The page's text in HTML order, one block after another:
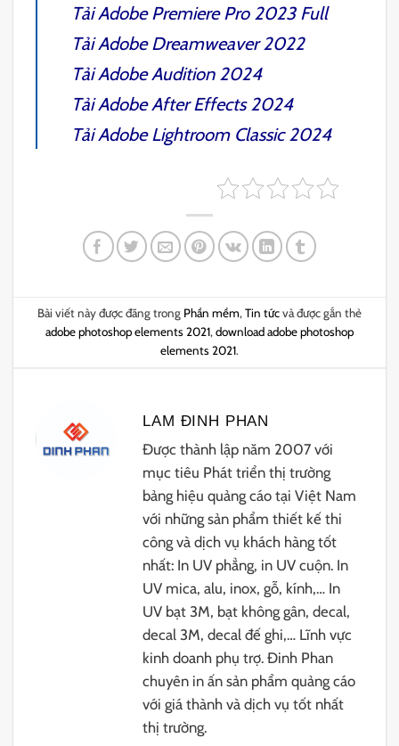
TảiAdobe Premiere Pro 2023Full
TảiAdobe Dreamweaver 2022
TảiAdobe Audition 2024
TảiAdobe After Effects 2024
TảiAdobe Lightroom Classic 2024
Bài viết này được đăng trong Phần mềm, Tin tứcvà được gắn thẻ
adobe photoshop elements 2021, download adobe photoshop
elements 2021.
LAM ĐINH PHAN
Được thành lập năm 2007 với
mục tiêu Phát triển thị trường
bảng hiệu quảng cáo tại Việt Nam
với những sản phẩm thiết kế thi
công và dịch vụ khách hàng tốt
nhất: In UV phẳng, in UV cuộn. In
UV mica, alu, inox, gỗ, kính,… In
UV bạt 3M, bạt không gân, decal,
decal 3M, decal đế ghi,… Lĩnh vực
kinh doanh phụ trợ. Đinh Phan
chuyên in ấn sản phẩm quảng cáo
với giá thành và dịch vụ tốt nhất
thị trường.